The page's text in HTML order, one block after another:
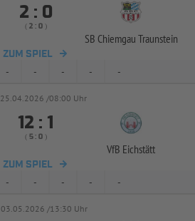
 : 
(  :  )
SB Chiemgau Traunstein
ZUM SPIEL
- - - - -
25.04.2026 /08:00 Uhr
 : 
( :  )
VfB Eichstätt
ZUM SPIEL
- - - - -
03.05.2026 /13:30 Uhr